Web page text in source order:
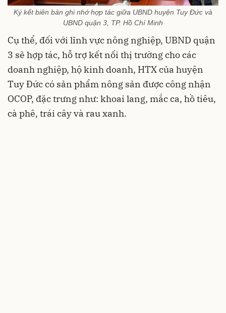
Ký kết biên bản ghi nhớ hợp tác giữa UBND huyện Tuy Đức và
UBND quận 3, TP. Hồ Chí Minh
Cụ thể, đối với lĩnh vực nông nghiệp, UBND quận
3 sẽ hợp tác, hỗ trợ kết nối thị trường cho các
doanh nghiệp, hộ kinh doanh, HTX của huyện
Tuy Đức có sản phẩm nông sản được công nhận
OCOP, đặc trưng như: khoai lang, mắc ca, hồ tiêu,
cà phê, trái cây và rau xanh.